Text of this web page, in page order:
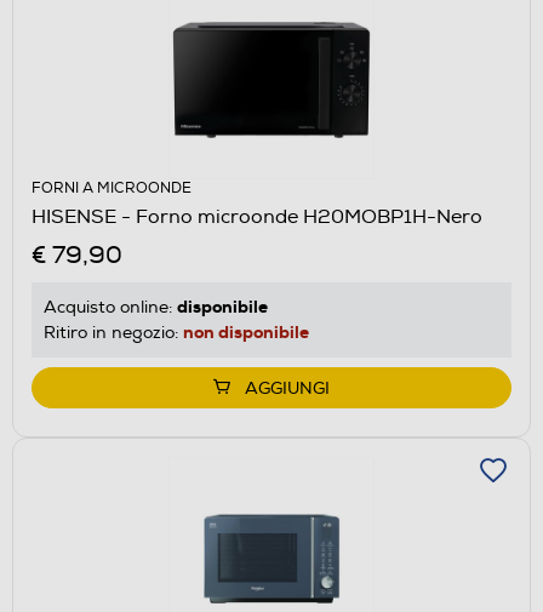
FORNI A MICROONDE
HISENSE - Forno microonde H20MOBP1H-Nero
€ 79,90
Acquisto online: disponibile
Ritiro in negozio: non disponibile
AGGIUNGI